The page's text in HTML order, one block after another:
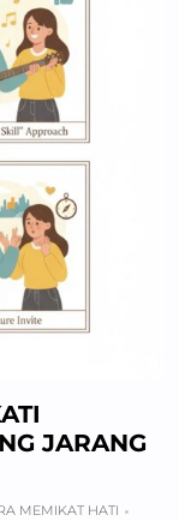
JARANG
MEMIKAT HATI